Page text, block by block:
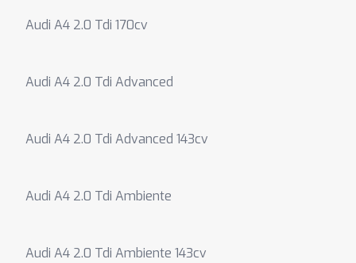
Audi A4 2.0 Tdi 170cv
Audi A4 2.0 Tdi Advanced
Audi A4 2.0 Tdi Advanced 143cv
Audi A4 2.0 Tdi Ambiente
Audi A4 2.0 Tdi Ambiente 143cv